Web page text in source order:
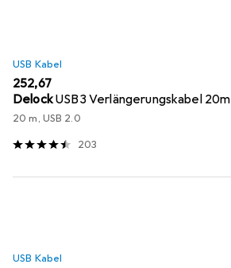
USB Kabel
EUR
252,67
DelockUSB3 Verlängerungskabel 20m
20 m, USB 2.0
203
USB Kabel